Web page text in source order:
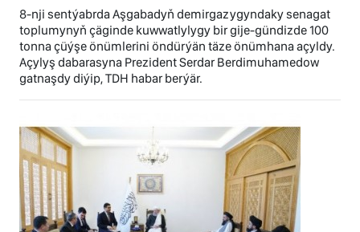
8-nji sentýabrda Aşgabadyň demirgazygyndaky senagat
toplumynyň çäginde kuwwatlylygy bir gije-gündizde 100
tonna çüýşe önümlerini öndürýän täze önümhana açyldy.
Açylyş dabarasyna Prezident Serdar Berdimuhamedow
gatnaşdy diýip, TDH habar berýär.